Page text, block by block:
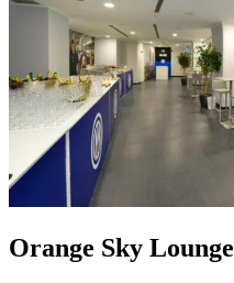
Orange Sky Lounge